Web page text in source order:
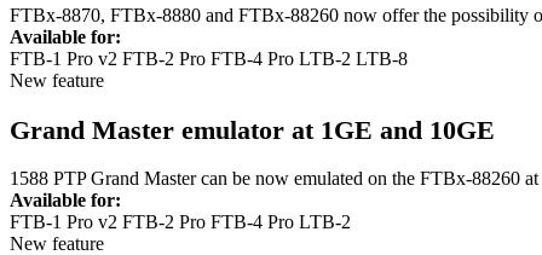
FTBx-8870, FTBx-8880 and FTBx-88260 now offer the possibility
Available for:
FTB-1 Pro v2 FTB-2 Pro FTB-4 Pro LTB-2 LTB-8
New feature
Grand Master emulator at 1GE and 10GE
1588 PTP Grand Master can be now emulated on the FTBx-88260
Available for:
FTB-1 Pro v2 FTB-2 Pro FTB-4 Pro LTB-2
New feature